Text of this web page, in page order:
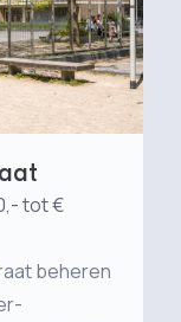
tot €
beheren